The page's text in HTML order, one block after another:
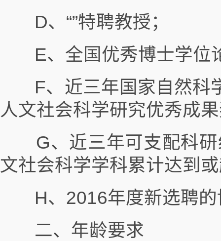
D、“”特聘教授；
E、全国优秀博士学位
F、近三年国家自然科
人文社会科学研究优秀成
G、近三年可支配科研
文社会科学学科累计达到
H、2016年度新选聘的
二、年龄要求